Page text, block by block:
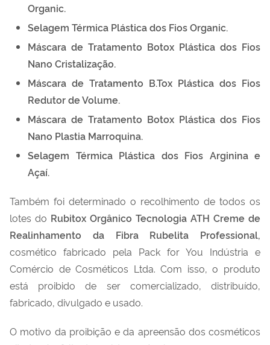
Organic.
Selagem Térmica Plástica dos Fios Organic.
Máscara de Tratamento Botox Plástica dos Fios
Nano Cristalização.
Máscara de Tratamento B.Tox Plástica dos Fios
Redutor de Volume.
Máscara de Tratamento Botox Plástica dos Fios
Nano Plastia Marroquina.
Selagem Térmica Plástica dos Fios Arginina e
Açaí.
Também foi determinado o recolhimento de todos os
lotes do Rubitox Orgânico Tecnologia ATH Creme de
Realinhamento da Fibra Rubelita Professional,
cosmético fabricado pela Pack for You Indústria e
Comércio de Cosméticos Ltda. Com isso, o produto
está proibido de ser comercializado, distribuído,
fabricado, divulgado e usado.
O motivo da proibição e da apreensão dos cosméticos